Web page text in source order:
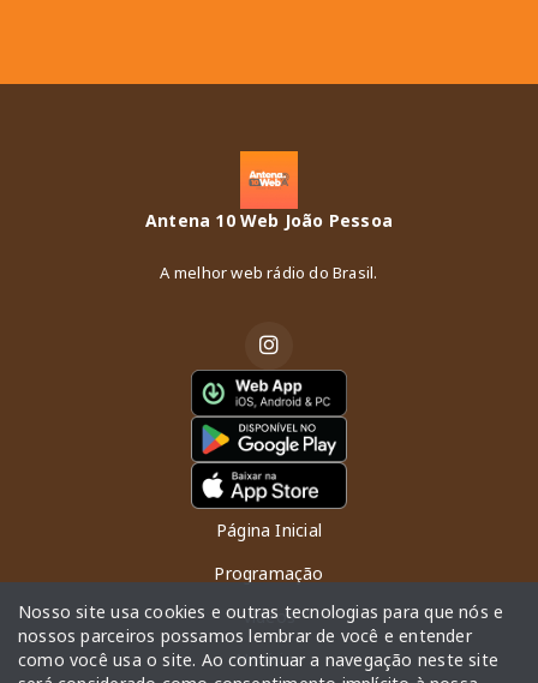
Antena 10 Web João Pessoa
A melhor web rádio do Brasil.
Página Inicial
Programação
Vídeos
Notícias
Nosso site usa cookies e outras tecnologias para que nós e
nossos parceiros possamos lembrar de você e entender
como você usa o site. Ao continuar a navegação neste site